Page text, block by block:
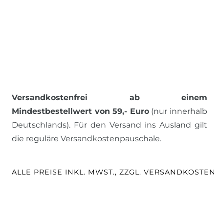
Versandkostenfrei ab einem
Mindestbestellwert von 59,- Euro(nur innerhalb
Deutschlands). Für den Versand ins Ausland gilt
die reguläre Versandkostenpauschale.
ALLE PREISE INKL. MWST., ZZGL. VERSANDKOSTEN